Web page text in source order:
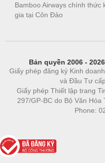
Bamboo Airways chính
gia tại Côn Đảo
Bản quyền 2006 -
Giấy phép đăng ký Kinh
và Đầu Tư
Giấy phép Thiết lập trang
297/GP-BC do Bộ Văn
Phone: